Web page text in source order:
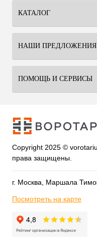
КАТАЛОГ
НАШИ ПРЕДЛОЖЕНИЯ
ПОМОЩЬ И СЕРВИСЫ
Copyright 2025 ©
права защищены.
г. Москва, Маршала
Посмотреть на карте